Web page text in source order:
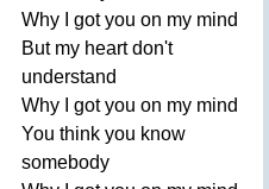
Why
got you on my mind
But my heart don't
understand
Why
got you on my mind
You think you know
somebody